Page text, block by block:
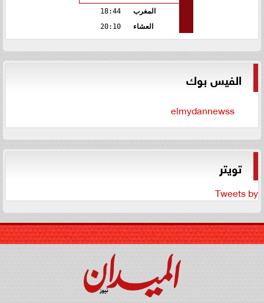
المغرب
18:44
العشاء
20:10
الفيس بوك
elmydannewss
تويتر
Tweets by